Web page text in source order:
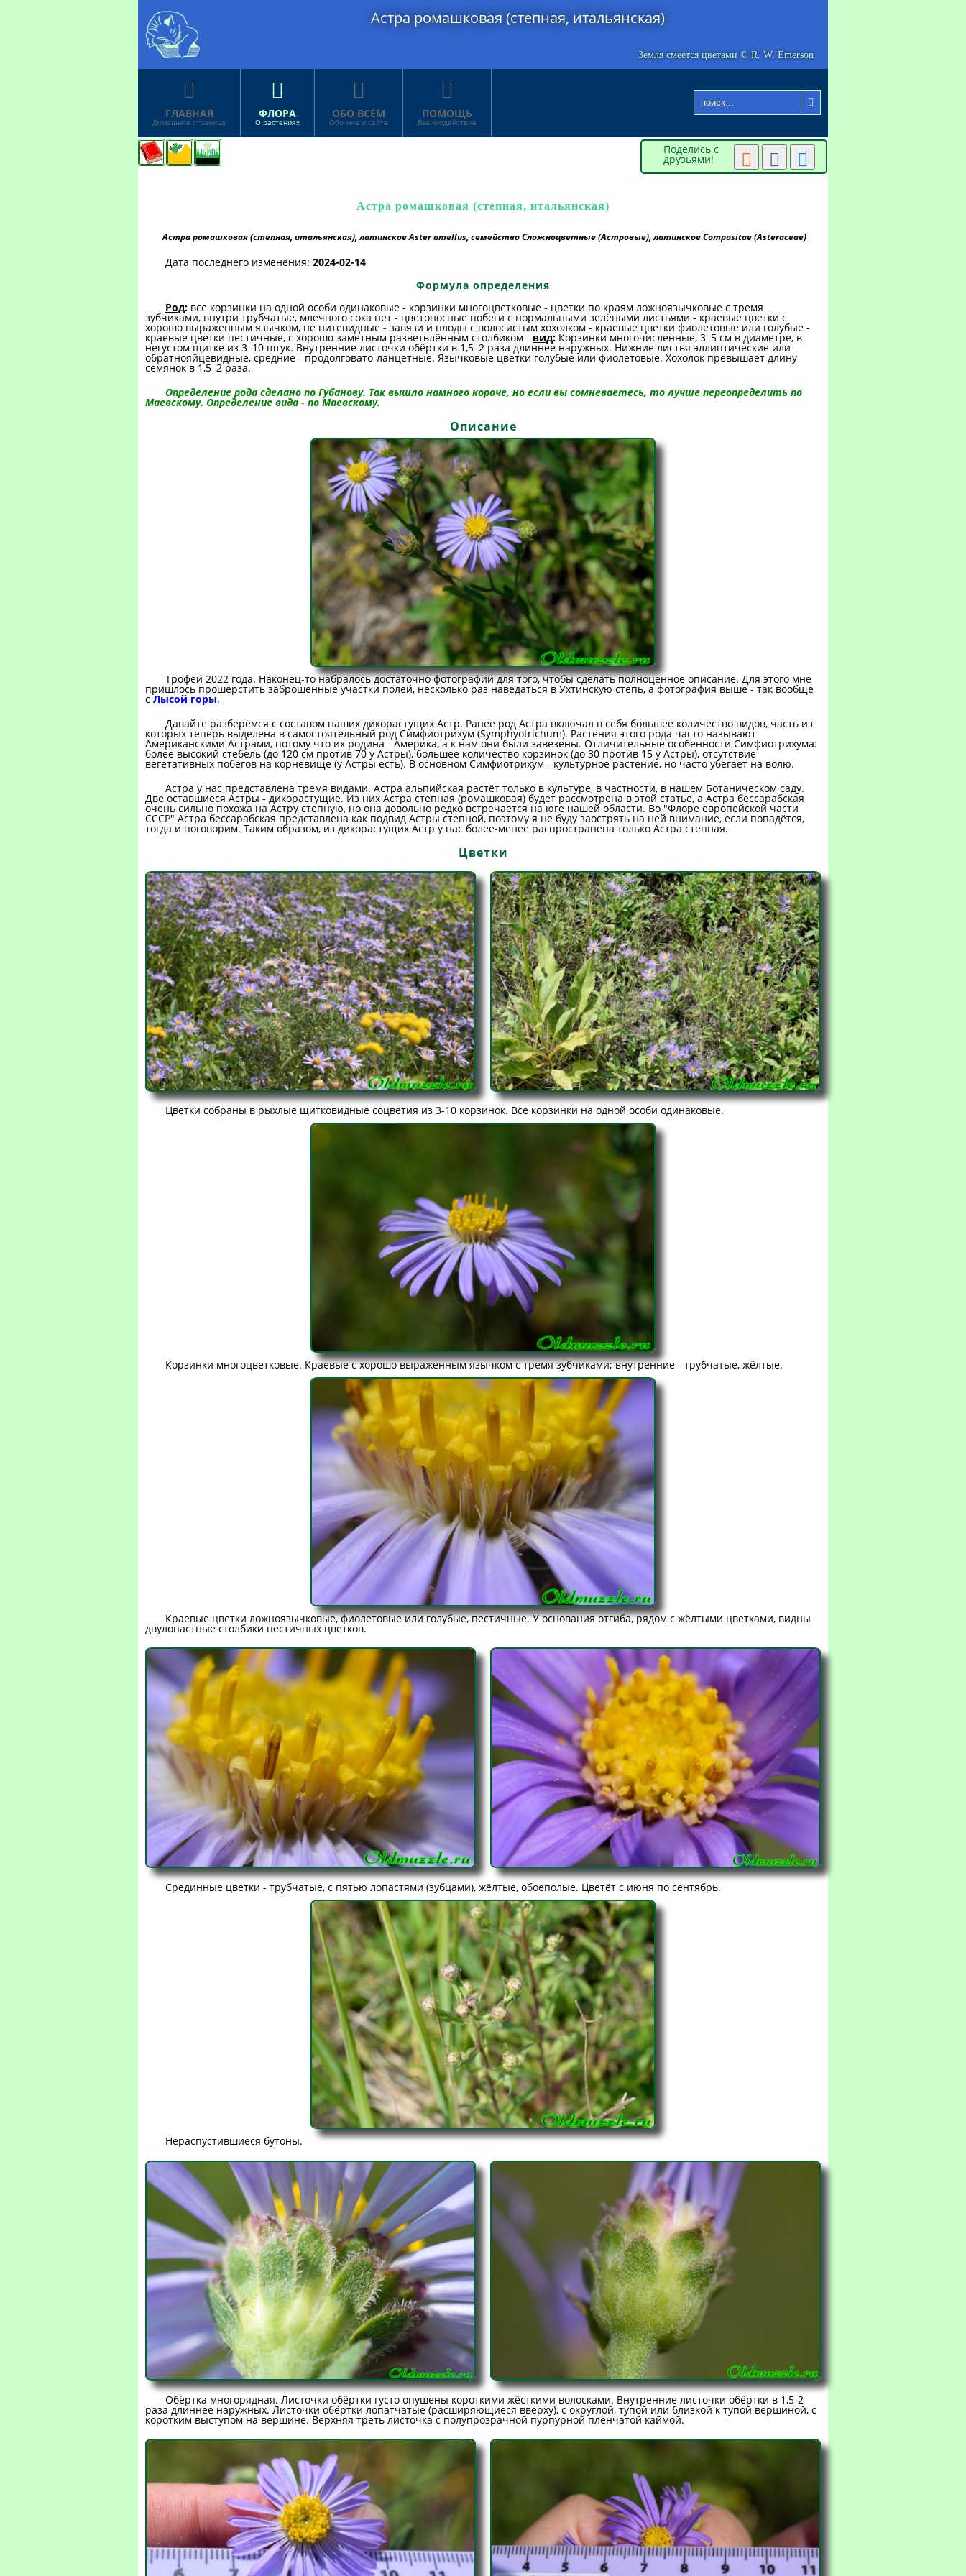
Астра ромашковая (степная, итальянская)
Земля смеётся цветами © R. W. Emerson

ГЛАВНАЯ
Домашняя страница

ФЛОРА
О растениях

ОБО ВСЁМ
Обо мне и сайте

ПОМОЩЬ
Взаимодействие

  
Поделись с
друзьями!
Астра ромашковая (степная, итальянская)
Астра ромашковая (степная, итальянская), латинское Aster amellus, семейство Сложноцветные (Астровые), латинское Compositae (Asteraceae)
Дата последнего изменения: 2024-02-14
Формула определения
Род: все корзинки на одной особи одинаковые - корзинки многоцветковые - цветки по краям ложноязычковые с тремя
зубчиками, внутри трубчатые, млечного сока нет - цветоносные побеги с нормальными зелёными листьями - краевые цветки с
хорошо выраженным язычком, не нитевидные - завязи и плоды с волосистым хохолком - краевые цветки фиолетовые или голубые -
краевые цветки пестичные, с хорошо заметным разветвлённым столбиком - вид: Корзинки многочисленные, 3–5 см в диаметре, в
негустом щитке из 3–10 штук. Внутренние листочки обёртки в 1,5–2 раза длиннее наружных. Нижние листья эллиптические или
обратнояйцевидные, средние - продолговато-ланцетные. Язычковые цветки голубые или фиолетовые. Хохолок превышает длину
семянок в 1,5–2 раза.
Определение рода сделано по Губанову. Так вышло намного короче, но если вы сомневаетесь, то лучше переопределить по
Маевскому. Определение вида - по Маевскому.
Описание
Трофей 2022 года. Наконец-то набралось достаточно фотографий для того, чтобы сделать полноценное описание. Для этого мне
пришлось прошерстить заброшенные участки полей, несколько раз наведаться в Ухтинскую степь, а фотография выше - так вообще
сЛысой горы.
Давайте разберёмся с составом наших дикорастущих Астр. Ранее род Астра включал в себя большее количество видов, часть из
которых теперь выделена в самостоятельный род Симфиотрихум (Symphyotrichum). Растения этого рода часто называют
Американскими Астрами, потому что их родина - Америка, а к нам они были завезены. Отличительные особенности Симфиотрихума:
более высокий стебель (до 120 см против 70 у Астры), большее количество корзинок (до 30 против 15 у Астры), отсутствие
вегетативных побегов на корневище (у Астры есть). В основном Симфиотрихум - культурное растение, но часто убегает на волю.
Астра у нас представлена тремя видами. Астра альпийская растёт только в культуре, в частности, в нашем Ботаническом саду.
Две оставшиеся Астры - дикорастущие. Из них Астра степная (ромашковая) будет рассмотрена в этой статье, а Астра бессарабская
очень сильно похожа на Астру степную, но она довольно редко встречается на юге нашей области. Во "Флоре европейской части
СССР" Астра бессарабская представлена как подвид Астры степной, поэтому я не буду заострять на ней внимание, если попадётся,
тогда и поговорим. Таким образом, из дикорастущих Астр у нас более-менее распространена только Астра степная.
Цветки
Цветки собраны в рыхлые щитковидные соцветия из 3-10 корзинок. Все корзинки на одной особи одинаковые.
Корзинки многоцветковые. Краевые с хорошо выраженным язычком с тремя зубчиками; внутренние - трубчатые, жёлтые.
Краевые цветки ложноязычковые, фиолетовые или голубые, пестичные. У основания отгиба, рядом с жёлтыми цветками, видны
двулопастные столбики пестичных цветков.
Срединные цветки - трубчатые, с пятью лопастями (зубцами), жёлтые, обоеполые. Цветёт с июня по сентябрь.
Нераспустившиеся бутоны.
Обёртка многорядная. Листочки обёртки густо опушены короткими жёсткими волосками. Внутренние листочки обёртки в 1,5-2
раза длиннее наружных. Листочки обёртки лопатчатые (расширяющиеся вверху), с округлой, тупой или близкой к тупой вершиной, с
коротким выступом на вершине. Верхняя треть листочка с полупрозрачной пурпурной плёнчатой каймой.